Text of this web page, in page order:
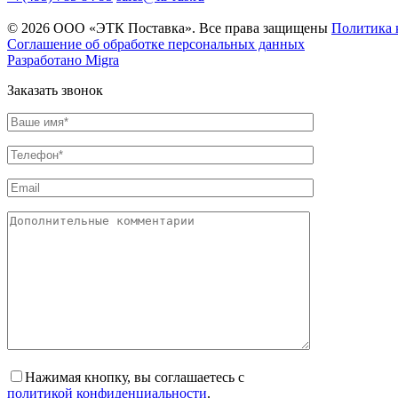
© 2026 ООО «ЭТК Поставка». Все права защищены Политика
Соглашение об обработке персональных данных
Разработано Migra
Заказать звонок
Нажимая кнопку, вы соглашаетесь с
политикой конфиденциальности.